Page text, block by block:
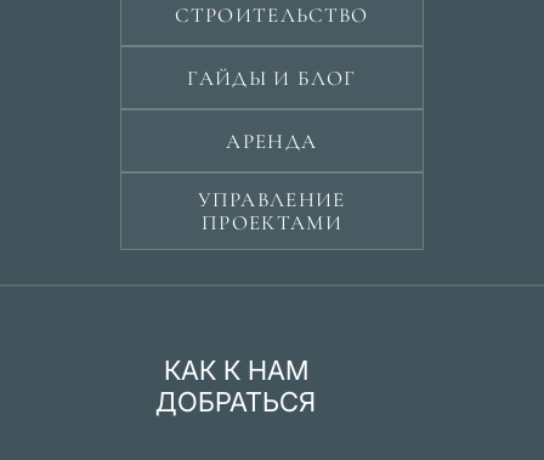
СТРОИТЕЛЬСТВО
ГАЙДЫ И БЛОГ
АРЕНДА
УПРАВЛЕНИЕ
ПРОЕКТАМИ
КАК К НАМ
ДОБРАТЬСЯ